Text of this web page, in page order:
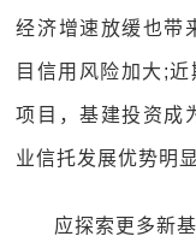
经济增速放缓也带
目信用风险加大;
项目，基建投资成
业信托发展优势明显
应探索更多新